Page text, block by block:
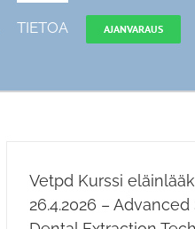
TIETOA AJANVARAUS
Vetpd Kurssi
26.4.2026 –